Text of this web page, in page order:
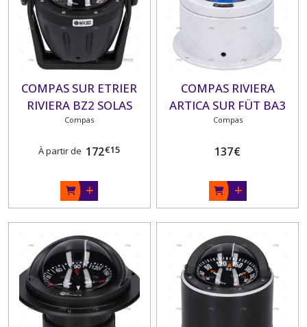
COMPAS SUR ETRIER
RIVIERA BZ2 SOLAS
80mm
Compas
À partir de 172€15
COMPAS RIVIERA
ARTICA SUR FÜT BA3
133 MM
Compas
137€